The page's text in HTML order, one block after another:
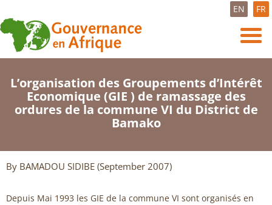
EN FR
L’organisation des Groupements d’Intérêt
Economique (GIE ) de ramassage des
ordures de la commune VI du District de
Bamako
By BAMADOU SIDIBE (September 2007)
Depuis Mai 1993 les GIE de la commune VI sont organisés en